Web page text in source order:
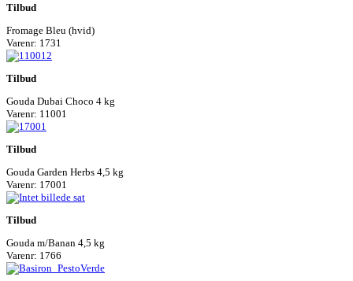
Tilbud
Fromage Bleu (hvid)
Varenr: 1731
Tilbud
Gouda Dubai Choco 4 kg
Varenr: 11001
Tilbud
Gouda Garden Herbs 4,5 kg
Varenr: 17001
Tilbud
Gouda m/Banan 4,5 kg
Varenr: 1766